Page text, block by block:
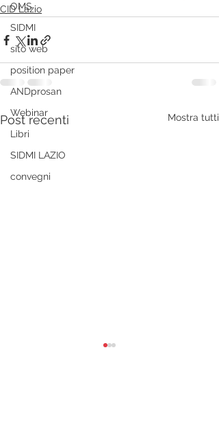
OMS
SIDMI
sito web
position paper
ANDprosan
Webinar
Libri
SIDMI LAZIO
convegni
CID Lazio
Post recenti Mostra tutti